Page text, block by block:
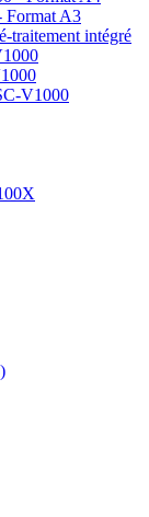
Format A3
traitement intégré
V1000